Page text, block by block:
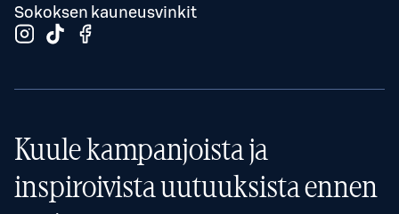
Sokoksen kauneusvinkit
Kuule kampanjoista ja
inspiroivista uutuuksista ennen